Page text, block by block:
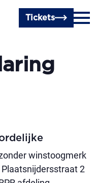
Tickets
winstoogmerk
2